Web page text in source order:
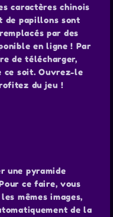
caractères chinois
de papillons sont
par des
en ligne ! Par
de télécharger,
ce soit. Ouvrez-le
du jeu !
une pyramide
ce faire, vous
mêmes images,
de la